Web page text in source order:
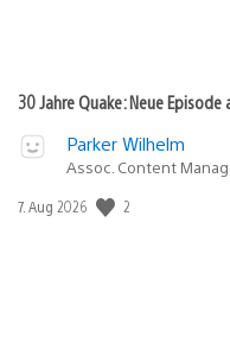
30 Jahre Quake: Neue
Parker Wilhelm
Assoc. Content
Veröffentlichungsdatum:
7. Aug 2026 2